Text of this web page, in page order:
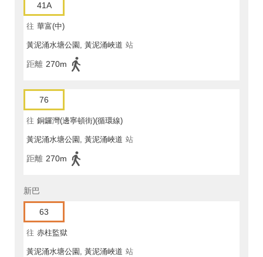
41A
往 華富(中)
黃泥涌水塘公園, 黃泥涌峽道 站
距離 270m
76
往 銅鑼灣(邊寧頓街)(循環線)
黃泥涌水塘公園, 黃泥涌峽道 站
距離 270m
新巴
63
往 赤柱監獄
黃泥涌水塘公園, 黃泥涌峽道 站